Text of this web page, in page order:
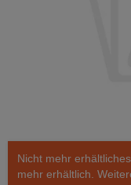
Nicht mehr
mehr erhältlich.